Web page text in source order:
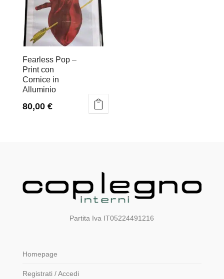
Fearless Pop –
Print con
Cornice in
Alluminio
80,00 €
Partita Iva IT05224491216
Homepage
Registrati / Accedi